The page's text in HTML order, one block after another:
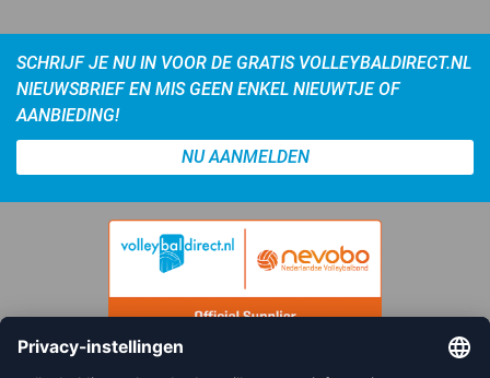
SCHRIJF JE NU IN VOOR DE GRATIS VOLLEYBALDIRECT.NL
NIEUWSBRIEF EN MIS GEEN ENKEL NIEUWTJE OF
AANBIEDING!
NU AANMELDEN